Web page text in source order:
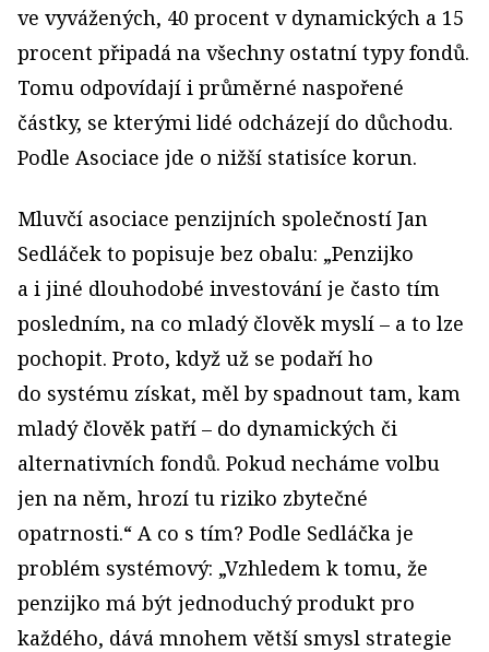
ve vyvážených, 40 procent v dynamických a 15
procent připadá na všechny ostatní typy fondů.
Tomu odpovídají i průměrné naspořené
částky, se kterými lidé odcházejí do důchodu.
Podle Asociace jde o nižší statisíce korun.
Mluvčí asociace penzijních společností Jan
Sedláček to popisuje bez obalu: „Penzijko
a i jiné dlouhodobé investování je často tím
posledním, na co mladý člověk myslí – a to lze
pochopit. Proto, když už se podaří ho
do systému získat, měl by spadnout tam, kam
mladý člověk patří – do dynamických či
alternativních fondů. Pokud necháme volbu
jen na něm, hrozí tu riziko zbytečné
opatrnosti.“ A co s tím? Podle Sedláčka je
problém systémový: „Vzhledem k tomu, že
penzijko má být jednoduchý produkt pro
každého, dává mnohem větší smysl strategie